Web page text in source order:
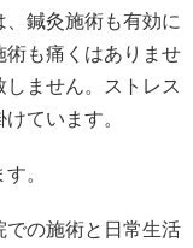
鍼灸施術も有効に
術も痛くはありませ
ません。ストレス
ています。
。
での施術と日常生活